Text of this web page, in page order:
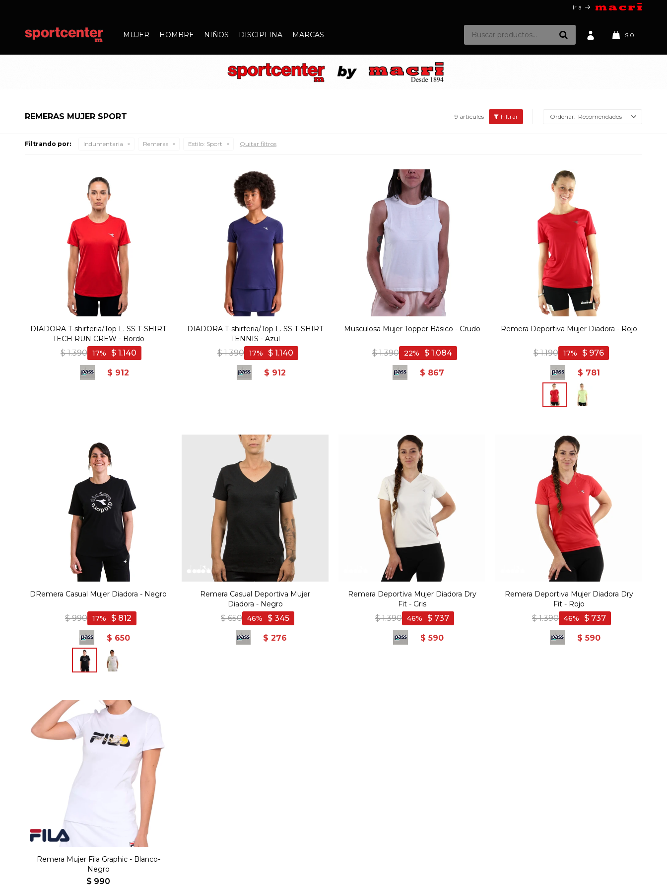
MUJER HOMBRE NIÑOS DISCIPLINA MARCAS $ 0
Ir a
REMERAS MUJER SPORT 9 artículos Recomendados
Filtrando por: Indumentaria Remeras Estilo: Sport Quitar filtros
DIADORA T-shirteria/Top L. SS T-SHIRT
TECH RUN CREW - Bordo
$ 1.390 $ 1.140
17
$ 912
DIADORA T-shirteria/Top L. SS T-SHIRT
TENNIS - Azul
$ 1.390 $ 1.140
17
$ 912
Musculosa Mujer Topper Básico - Crudo
$ 1.390 $ 1.084
22
$ 867
Remera Deportiva Mujer Diadora - Rojo
$ 1.190 $ 976
17
$ 781
DRemera Casual Mujer Diadora - Negro
$ 990 $ 812
17
$ 650
Remera Casual Deportiva Mujer
Diadora - Negro
$ 650 $ 345
46
$ 276
Remera Deportiva Mujer Diadora Dry
Fit - Gris
$ 1.390 $ 737
46
$ 590
Remera Deportiva Mujer Diadora Dry
Fit - Rojo
$ 1.390 $ 737
46
$ 590
Remera Mujer Fila Graphic - Blanco-
Negro
$ 990